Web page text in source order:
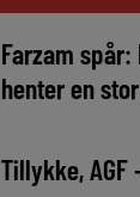
Farzam spår:
henter en
Tillykke,